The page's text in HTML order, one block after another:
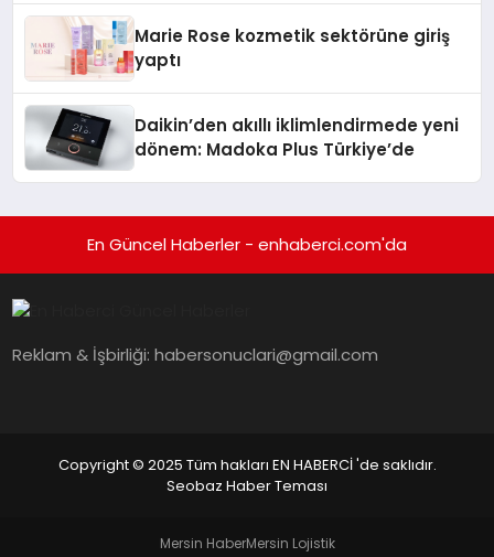
Marie Rose kozmetik sektörüne giriş
yaptı
Daikin’den akıllı iklimlendirmede yeni
dönem: Madoka Plus Türkiye’de
En Güncel Haberler - enhaberci.com'da
Reklam & İşbirliği:habersonuclari@gmail.com
Copyright © 2025 Tüm hakları EN HABERCİ 'de saklıdır.
Seobaz Haber Teması
Mersin HaberMersin Lojistik